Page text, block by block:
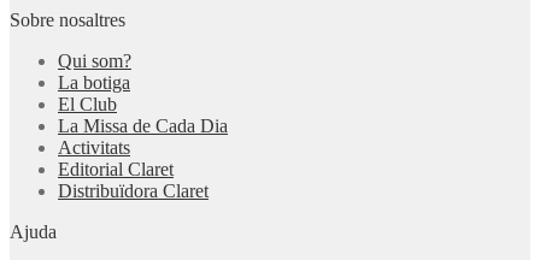
Sobre nosaltres
Qui som?
La botiga
El Club
La Missa de Cada Dia
Activitats
Editorial Claret
Distribuïdora Claret
Ajuda